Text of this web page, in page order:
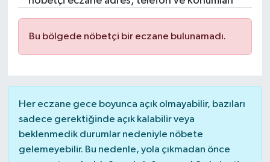
Bu bölgede nöbetçi bir eczane bulunamadı.
Her eczane gece boyunca açık olmayabilir, bazıları
sadece gerektiğinde açık kalabilir veya
beklenmedik durumlar nedeniyle nöbete
gelemeyebilir. Bu nedenle, yola çıkmadan önce
Resmi İlanlar